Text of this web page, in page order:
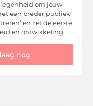
om jouw
een breder publiek
en zet de eerste
en ontwikkeling.
nog